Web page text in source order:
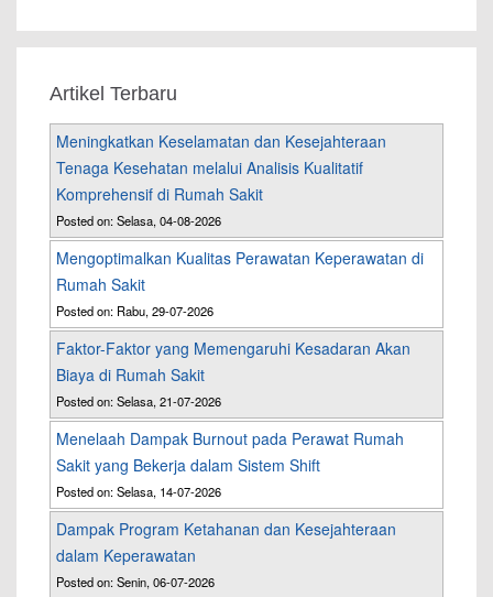
Artikel Terbaru
Meningkatkan Keselamatan dan Kesejahteraan
Tenaga Kesehatan melalui Analisis Kualitatif
Komprehensif di Rumah Sakit
Posted on: Selasa, 04-08-2026
Mengoptimalkan Kualitas Perawatan Keperawatan di
Rumah Sakit
Posted on: Rabu, 29-07-2026
Faktor-Faktor yang Memengaruhi Kesadaran Akan
Biaya di Rumah Sakit
Posted on: Selasa, 21-07-2026
Menelaah Dampak Burnout pada Perawat Rumah
Sakit yang Bekerja dalam Sistem Shift
Posted on: Selasa, 14-07-2026
Dampak Program Ketahanan dan Kesejahteraan
dalam Keperawatan
Posted on: Senin, 06-07-2026